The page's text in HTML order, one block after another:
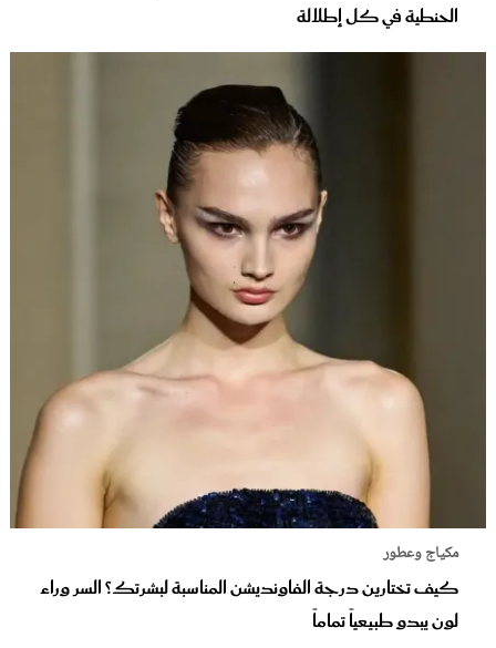
الحنطية في كل إطلالة
مكياج وعطور
كيف تختارين درجة الفاونديشن المناسبة لبشرتك؟ السر وراء
لون يبدو طبيعياً تماماً